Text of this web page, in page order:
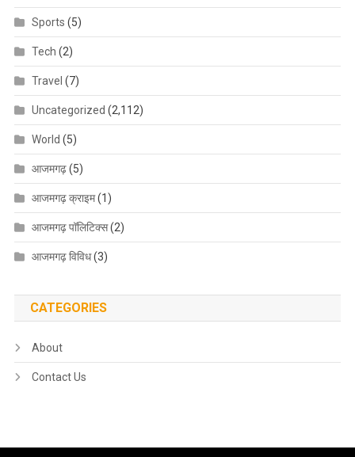
Sports (5)
Tech (2)
Travel (7)
Uncategorized (2,112)
World (5)
आजमगढ़(5)
आजमगढ़ क्राइम(1)
आजमगढ़ पॉलिटिक्स(2)
आजमगढ़ विविध(3)
CATEGORIES
About
Contact Us